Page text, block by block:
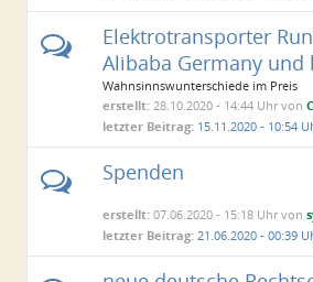
Elektrotransporter
Alibaba Germany und
Wahnsinnswunterschiede im Preis
erstellt: 28.10.2020 - 14:44 Uhr von
letzter Beitrag: 15.11.2020 - 10:54
Spenden
erstellt: 07.06.2020 - 15:18 Uhr von
letzter Beitrag: 21.06.2020 - 00:39